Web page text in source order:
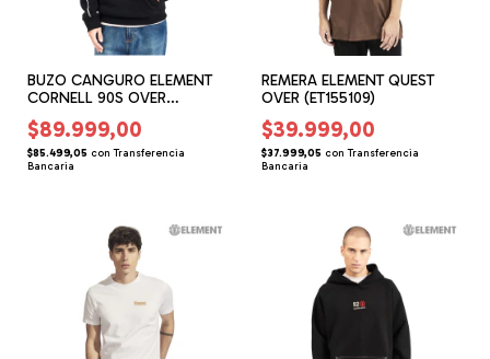
BUZO CANGURO ELEMENT
CORNELL 90S OVER
(ET156202)
$89.999,00
$85.499,05 con Transferencia
Bancaria
REMERA ELEMENT QUEST
OVER (ET155109)
$39.999,00
$37.999,05 con Transferencia
Bancaria